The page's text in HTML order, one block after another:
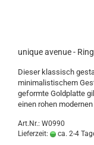
unique avenue -
Dieser klassisch
minimalistischem
geformte Goldplatte
einen rohen
Art.Nr.: W0990
Lieferzeit:
ca. 2-4